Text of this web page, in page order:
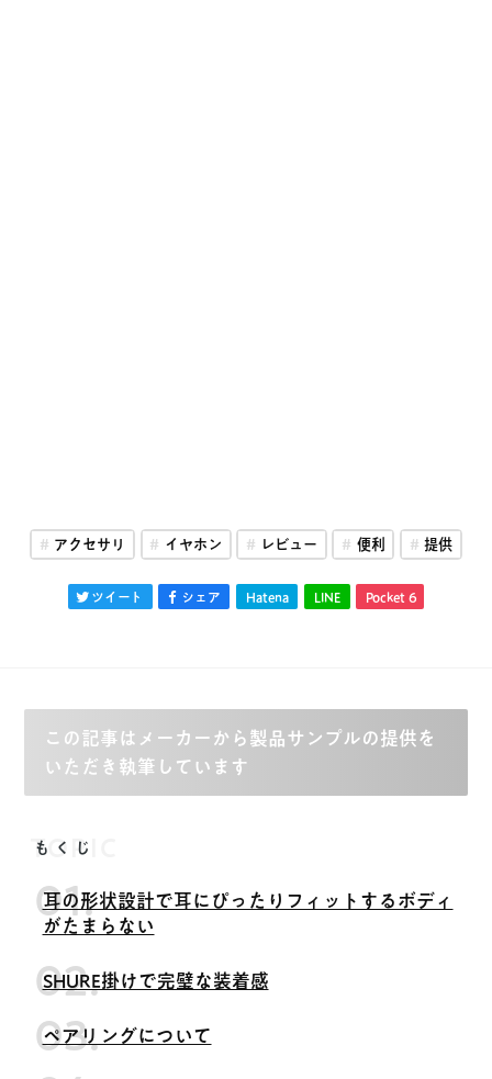
アクセサリ イヤホン レビュー 便利 提供
ツイート シェア Hatena LINE Pocket 6
この記事はメーカーから製品サンプルの提供を
いただき執筆しています
TOPIC
もくじ
耳の形状設計で耳にぴったりフィットするボディ
がたまらない
SHURE掛けで完璧な装着感
ペアリングについて